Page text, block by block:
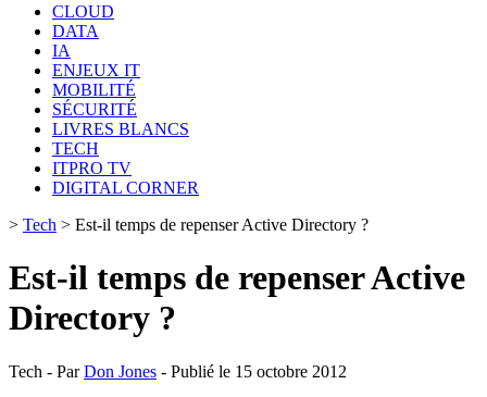
CLOUD
DATA
IA
ENJEUX IT
MOBILITÉ
SÉCURITÉ
LIVRES BLANCS
TECH
ITPRO TV
DIGITAL CORNER
> Tech > Est-il temps de repenser Active Directory ?
Est-il temps de repenser Active
Directory ?
Tech - ParDon Jones - Publié le 15 octobre 2012